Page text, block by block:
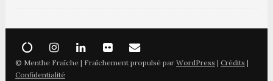
© Menthe Fraîche | Fraîchement propulsé par WordPress | Crédits |
Confidentialité